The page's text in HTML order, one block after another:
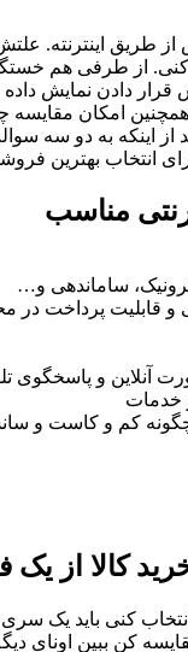
طریق اینترنته.
از طرفی هم خستگی
دادن نمایش داده
امکان
از اینکه به دو سه
، 10 فروشگاه اینترنتی بزرگ ایران
مناسب
ساماندهی و…
و قابلیت پرداخت در
آنلاین و پاسخگوی
خدمات
کم و کاست و
کالا از یک
کنی باید یک
کن ببین